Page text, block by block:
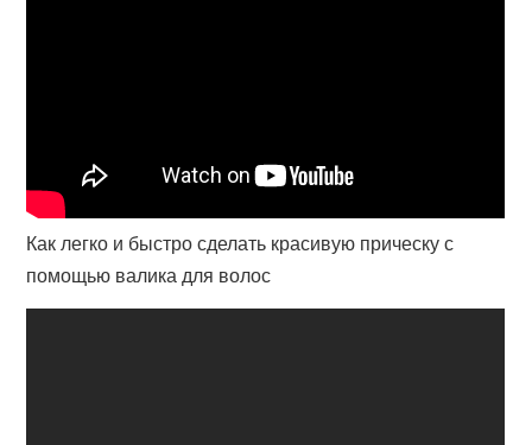
Как легко и быстро сделать красивую прическу с
помощью валика для волос